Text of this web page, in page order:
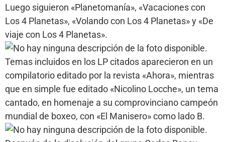
Luego siguieron «Planetomanía», «Vacaciones con
Los 4 Planetas», «Volando con Los 4 Planetas» y «De
viaje con Los 4 Planetas».
Temas incluidos en los LP citados aparecieron en un
compilatorio editado por la revista «Ahora», mientras
que en simple fue editado «Nicolino Locche», un tema
cantado, en homenaje a su comprovinciano campeón
mundial de boxeo, con «El Manisero» como lado B.